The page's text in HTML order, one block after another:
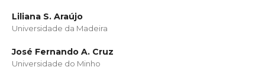
Liliana S. Araújo
Universidade da Madeira
José Fernando A. Cruz
Universidade do Minho